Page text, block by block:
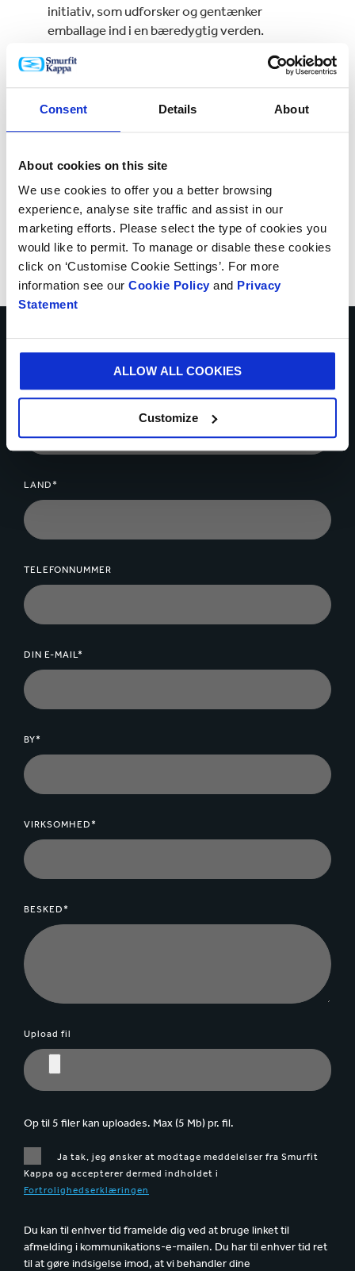
Consent Details About
About cookies on this site
We use cookies to offer you a better browsing
experience, analyse site traffic and assist in our
marketing efforts. Please select the type of cookies you
would like to permit. To manage or disable these cookies
click on ‘Customise Cookie Settings’. For more
information see our Cookie Policy and Privacy
Statement
ALLOW ALL COOKIES
Customize
initiativ, som udforsker og gentænker
emballage ind i en bæredygtig verden.
Kontakt os i dag
* Obligatoriske felter
DIT NAVN*
LAND*
TELEFONNUMMER
DIN E-MAIL*
BY*
VIRKSOMHED*
BESKED*
Upload fil
Op til 5 filer kan uploades. Max (5 Mb) pr. fil.
Ja tak, jeg ønsker at modtage meddelelser fra Smurfit
Kappa og accepterer dermed indholdet i
Fortrolighedserklæringen
Du kan til enhver tid framelde dig ved at bruge linket til
afmelding i kommunikations-e-mailen. Du har til enhver tid ret
til at gøre indsigelse imod, at vi behandler dine